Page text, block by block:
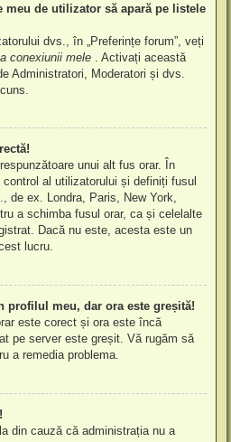
de utilizator să apară pe listele
dvs., în „Preferințe forum”, veți
conexiunii mele
. Activați această
Administratori, Moderatori și dvs.
unui alt fus orar. În
al utilizatorului și definiți fusul
de ex. Londra, Paris, New York,
a schimba fusul orar, ca și celelalte
Dacă nu este, acesta este un
lucru.
profilul meu, dar ora este greșită!
este corect și ora este încă
pe server este greșit. Vă rugăm să
a remedia problema.
din cauză că administrația nu a